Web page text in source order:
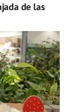
de las